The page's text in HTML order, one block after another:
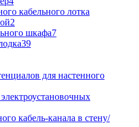
кабельного лотка
2
шкафа7
39
для настенного
кабель-канала в стену/